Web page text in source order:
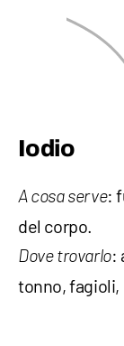
Iodio
A cosa serve:
del corpo.
Dove trovarlo:
tonno, fagioli,